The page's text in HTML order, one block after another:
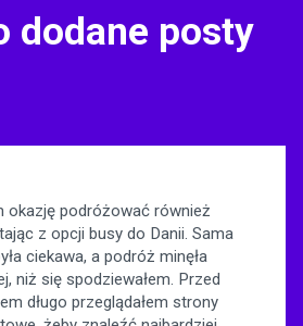
dodane posty
okazję podróżować również
z opcji busy do Danii. Sama
ciekawa, a podróż minęła
niż się spodziewałem. Przed
długo przeglądałem strony